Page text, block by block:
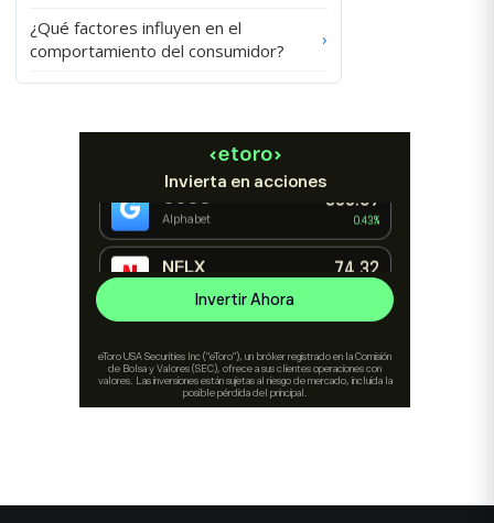
¿Qué factores influyen en el
comportamiento del consumidor?
›